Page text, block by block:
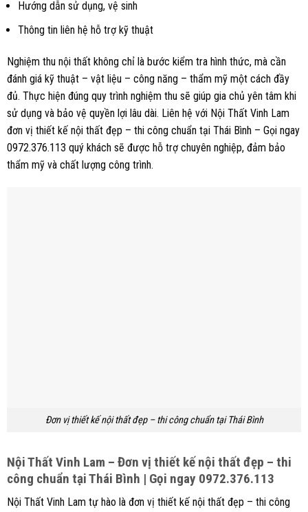
Hướng dẫn sử dụng, vệ sinh
Thông tin liên hệ hỗ trợ kỹ thuật
Nghiệm thu nội thất không chỉ là bước kiểm tra hình thức, mà cần
đánh giá kỹ thuật – vật liệu – công năng – thẩm mỹ một cách đầy
đủ. Thực hiện đúng quy trình nghiệm thu sẽ giúp gia chủ yên tâm khi
sử dụng và bảo vệ quyền lợi lâu dài. Liên hệ với Nội Thất Vinh Lam
đơn vị thiết kế nội thất đẹp – thi công chuẩn tại Thái Bình – Gọi ngay
0972.376.113 quý khách sẽ được hỗ trợ chuyên nghiệp, đảm bảo
thẩm mỹ và chất lượng công trình.
Đơn vị thiết kế nội thất đẹp – thi công chuẩn tại Thái Bình
Nội Thất Vinh Lam – Đơn vị thiết kế nội thất đẹp – thi
công chuẩn tại Thái Bình | Gọi ngay 0972.376.113
Nội Thất Vinh Lam tự hào là đơn vị thiết kế nội thất đẹp – thi công